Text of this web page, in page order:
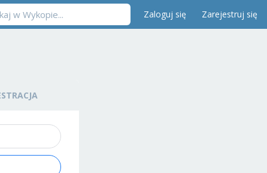
Zaloguj się Zarejestruj się